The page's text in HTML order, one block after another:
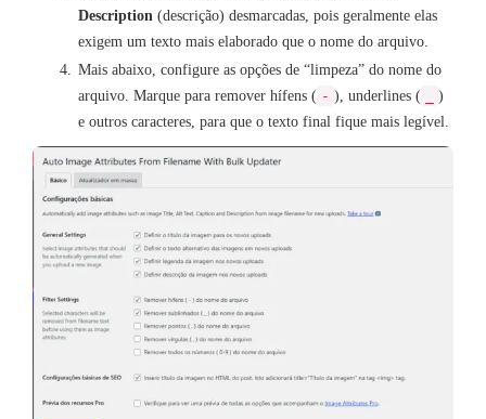
Description (descrição) desmarcadas, pois geralmente elas
exigem um texto mais elaborado que o nome do arquivo.
Mais abaixo, configure as opções de “limpeza” do nome do
arquivo. Marque para remover hífens ( - ), underlines (
)
e outros caracteres, para que o texto final fique mais legível.